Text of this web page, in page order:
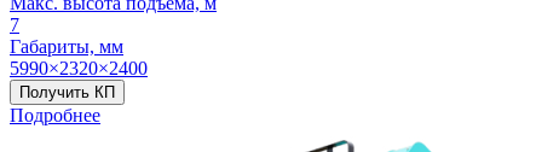
7
Габариты, мм
5990×2320×2400
Получить КП
Подробнее